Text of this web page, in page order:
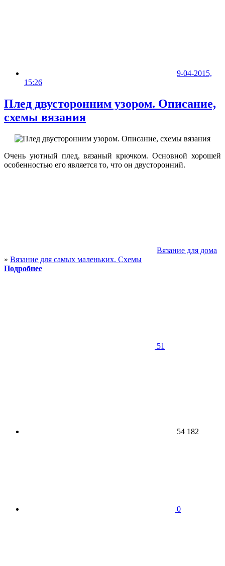
9-04-2015,
15:26
Плед двусторонним узором. Описание,
схемы вязания
Очень уютный плед, вязаный крючком. Основной хорошей
особенностью его является то, что он двусторонний.
Вязание для дома
» Вязание для самых маленьких. Схемы
Подробнее
51
54 182
0